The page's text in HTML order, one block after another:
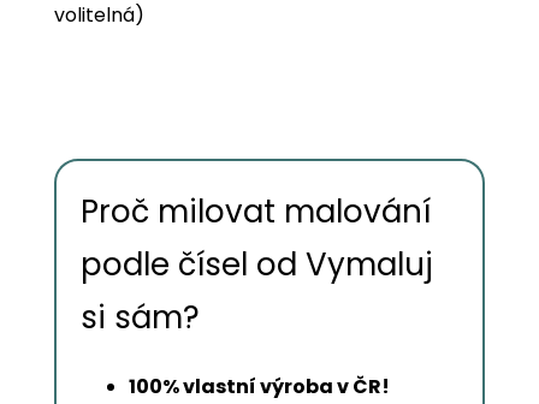
volitelná)
Proč milovat malování
podle čísel od Vymaluj
si sám?
100% vlastní výroba v ČR!